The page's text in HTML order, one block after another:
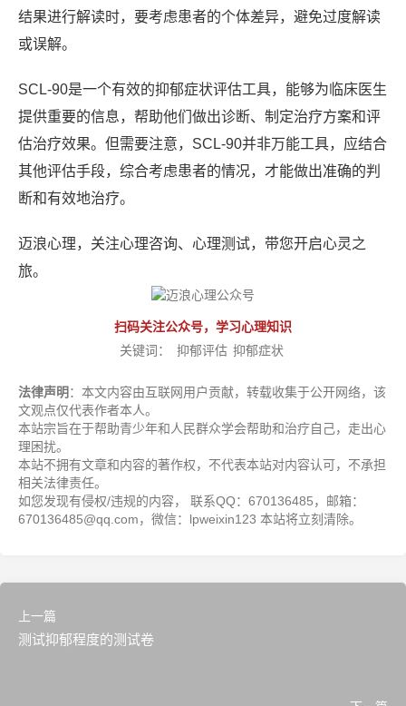
结果进行解读时，要考虑患者的个体差异，避免过度解读
或误解。
SCL-90是一个有效的抑郁症状评估工具，能够为临床医生
提供重要的信息，帮助他们做出诊断、制定治疗方案和评
估治疗效果。但需要注意，SCL-90并非万能工具，应结合
其他评估手段，综合考虑患者的情况，才能做出准确的判
断和有效地治疗。
迈浪心理，关注心理咨询、心理测试，带您开启心灵之
旅。
扫码关注公众号，学习心理知识
关键词：
抑郁评估 抑郁症状
法律声明 ：本文内容由互联网用户贡献，转载收集于公开网络，该
文观点仅代表作者本人。
本站宗旨在于帮助青少年和人民群众学会帮助和治疗自己，走出心
理困扰。
本站不拥有文章和内容的著作权，不代表本站对内容认可，不承担
相关法律责任。
如您发现有侵权/违规的内容， 联系QQ：670136485，邮箱：
670136485@qq.com，微信：lpweixin123 本站将立刻清除。
上一篇
测试抑郁程度的测试卷